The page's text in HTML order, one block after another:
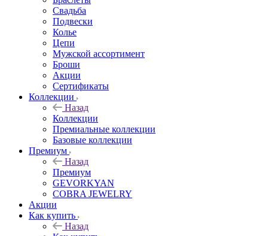
Свадьба
Подвески
Колье
Цепи
Мужской ассортимент
Броши
Акции
Сертификаты
Коллекции
Назад
Коллекции
Премиальные коллекции
Базовые коллекции
Премиум
Назад
Премиум
GEVORKYAN
COBRA JEWELRY
Акции
Как купить
Назад